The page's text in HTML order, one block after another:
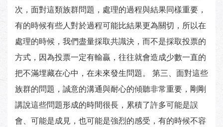
次，面對這類族群問題，處理的過程與結果同樣重要，
有的時候有些人對於過程可能比結果更為關切，所以在
處理的時候，我們盡量採取共識決，而不是採取投票的
方式，因為投票一定有輸贏，往往就會造成少數一直的
把不滿埋藏在心中，在未來發生問題。 第三、面對這些
族群的問題，誠意的溝通與耐心的傾聽非常重要，剛剛
講說這些問題形成的時間很長，累積了許多可能是誤
會、可能是成見，也可能是強烈的感受，有的時候不容